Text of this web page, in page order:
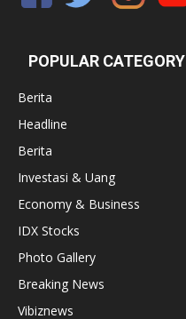
POPULAR CATEGORY
Berita
Headline
Berita
Investasi & Uang
Economy & Business
IDX Stocks
Photo Gallery
Breaking News
Vibiznews